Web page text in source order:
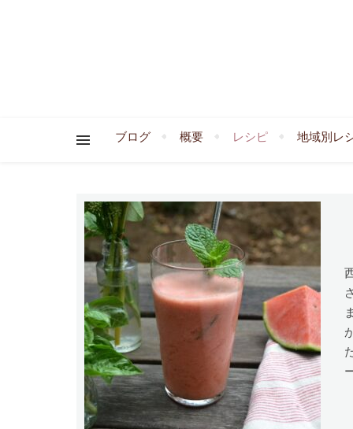
ブログ 概要 レシピ 地域別レ